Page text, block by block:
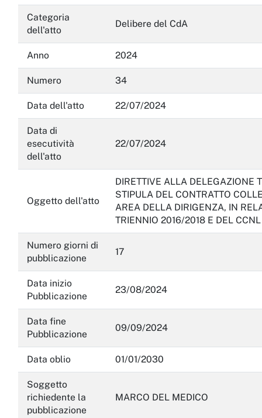
Interventi straordinari e di emergenza
Altri contenuti
Attuazione misure PNRR
Categoria
dell'atto
Delibere del CdA
Anno 2024
Numero 34
Data dell'atto 22/07/2024
Data di
esecutività
dell'atto
22/07/2024
Oggetto dell'atto
DIRETTIVE ALLA DELEGAZIONE
STIPULA DEL CONTRATTO
AREA DELLA DIRIGENZA, IN
TRIENNIO 2016/2018 E DEL
Numero giorni di
pubblicazione
17
Data inizio
Pubblicazione
23/08/2024
Data fine
Pubblicazione
09/09/2024
Data oblio 01/01/2030
Soggetto
richiedente la
pubblicazione
MARCO DEL MEDICO